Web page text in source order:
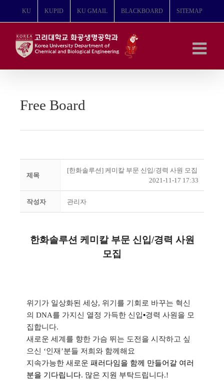
뛰
KU KUPID KU GMAIL BLACKBOARD SITEMAP
Free Board
제목
[한화솔루션] 케미칼 부문 신입/경력 사원 모집
2021-11-17 17:33
작성자 관리자
한화솔루션 케미칼 부문 신입/경력 사원
모집
위기가 일상화된 세상, 위기를 기회로 바꾸는 혁신
의 DNA를 가지신 열정 가득한 신입•경력 사원을 모
집합니다.
새로운 세계를 향한 가슴 뛰는 도전을 시작하고 싶
으신 ‘인재’분들 저희와 함께해요
지속가능한 새로운 패러다임을 함께 만들어갈 여러
분을 기다립니다. 많은 지원 부탁드립니다.!